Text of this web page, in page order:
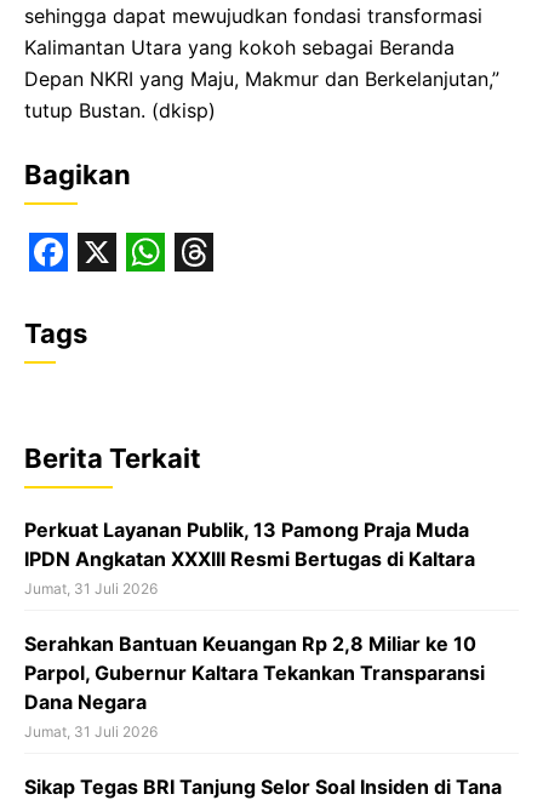
sehingga dapat mewujudkan fondasi transformasi
Kalimantan Utara yang kokoh sebagai Beranda
Depan NKRI yang Maju, Makmur dan Berkelanjutan,”
tutup Bustan. (dkisp)
Bagikan
a
c
b
o
o
k
s
A
p
p
a
d
s
Tags
Berita Terkait
Perkuat Layanan Publik, 13 Pamong Praja Muda
IPDN Angkatan XXXIII Resmi Bertugas di Kaltara
Jumat, 31 Juli 2026
Serahkan Bantuan Keuangan Rp 2,8 Miliar ke 10
Parpol, Gubernur Kaltara Tekankan Transparansi
Dana Negara
Jumat, 31 Juli 2026
Sikap Tegas BRI Tanjung Selor Soal Insiden di Tana